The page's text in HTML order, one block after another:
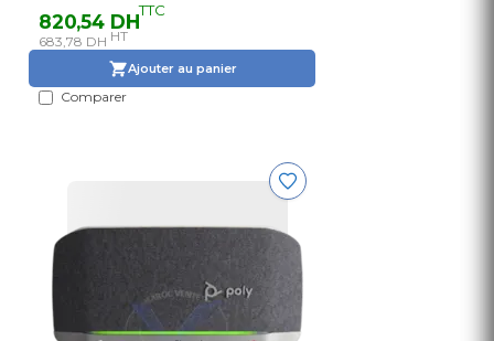
820,54 DHTTC
683,78 DH HT
Ajouter au panier
Comparer